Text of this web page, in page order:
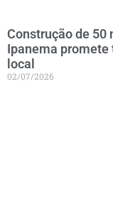
Construção de 50
Ipanema
local
02/07/2026